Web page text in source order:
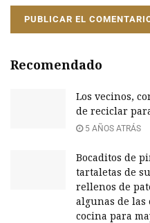
Recomendado
Los vecinos,
de reciclar
5 AÑOS ATRÁS
Bocaditos de
tartaletas de
rellenos de
algunas de
cocina para